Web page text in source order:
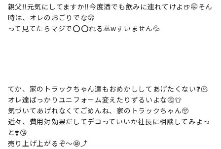
親父‼️元気にしてますか‼️今度酒でも飲みに連れてけよ🍺🤭そん
時は、オレのおごりでな🫢
って見てたらマジで⭕️⭕️れる🙇wすいません💦
てか、家のトラックちゃん達もおめかししてあげたくない❓🫠
オレ達ばっかりユニフォーム変えたりずるいよな🤔👕
気づいてあげれなくてごめんね、家のトラックちゃん🥺
近々、費用対効果だしてデコっていいか社長に相談してみよっ
と❣️😘
売り上げ上がるぞ〜🤩⤴️